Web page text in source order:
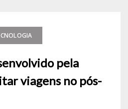
pela
viagens no pós-